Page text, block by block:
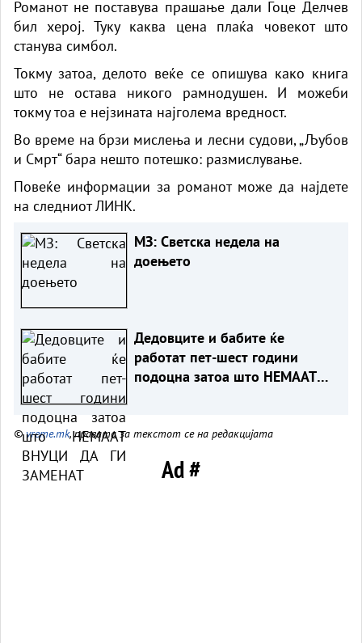
Романот не поставува прашање дали Гоце Делчев
бил херој. Туку каква цена плаќа човекот што
станува симбол.
Токму затоа, делото веќе се опишува како книга
што не остава никого рамнодушен. И можеби
токму тоа е нејзината најголема вредност.
Во време на брзи мислења и лесни судови, „Љубов
и Смрт“ бара нешто потешко: размислување.
Повеќе информации за романот може да најдете
на следниотЛИНК.
МЗ: Светска недела на
доењето
Дедовците и бабите ќе
работат пет-шест години
подоцна затоа што НЕМААТ
©vreme.mk, правата за текстот се на редакцијата
Ad #